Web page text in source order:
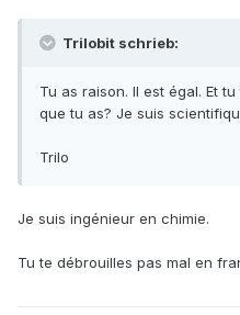
Trilobit schrieb:
Tu as raison. Il est égal. Et
que tu as? Je suis
Trilo
Je suis ingénieur en chimie.
Tu te débrouilles pas mal en